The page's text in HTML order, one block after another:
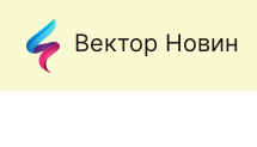
Вектор Новин